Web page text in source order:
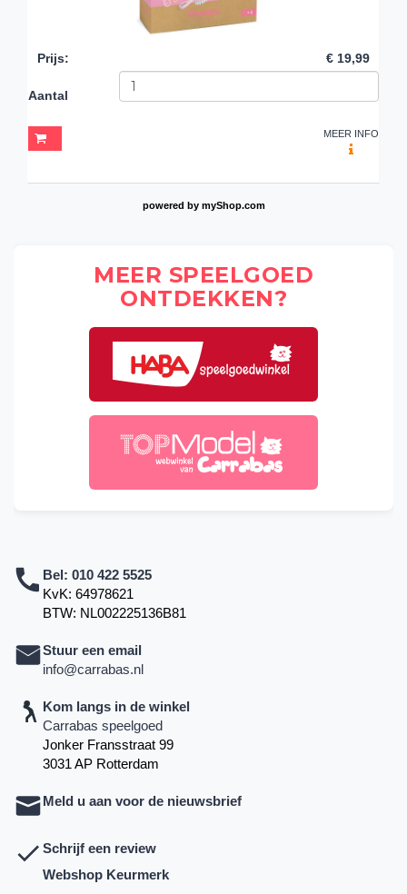
Prijs: € 19,99
Aantal
MEER INFO
powered by myShop.com
MEER SPEELGOED
ONTDEKKEN?
Bel: 010 422 5525
KvK: 64978621
BTW: NL002225136B81
Stuur een email
info@carrabas.nl
Kom langs in de winkel
Carrabas speelgoed
Jonker Fransstraat 99
3031 AP Rotterdam
Meld u aan voor de nieuwsbrief
Schrijf een review
Webshop Keurmerk